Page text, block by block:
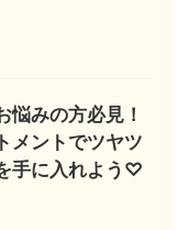
悩みの方必見！
メントでツヤツ
手に入れよう♡